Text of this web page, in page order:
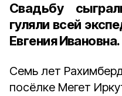
Свадьбу
гуляли всей
Евгения Ивановна.
Семь лет
посёлке Мегет